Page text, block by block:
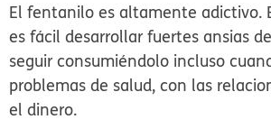
El fentanilo es altamente adictivo.
es fácil desarrollar fuertes ansias
seguir consumiéndolo incluso
problemas de salud, con las
el dinero.